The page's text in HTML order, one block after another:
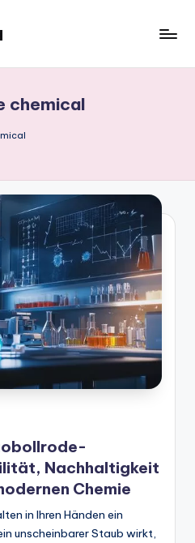
chemical
Nachhaltigkeit
Chemie
in Ihren Händen ein
unscheinbarer Staub wirkt,